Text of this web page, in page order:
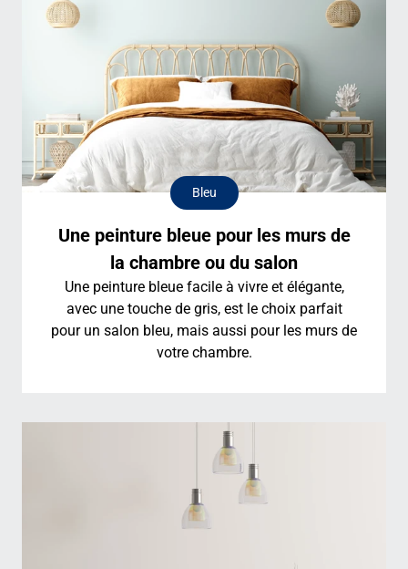
Une peinture bleue pour les murs de
la chambre ou du salon
Bleu
Une peinture bleue facile à vivre et élégante,
avec une touche de gris, est le choix parfait
pour un salon bleu, mais aussi pour les murs de
votre chambre.